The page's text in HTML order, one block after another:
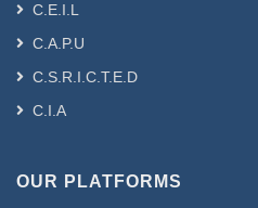
C.E.I.L
C.A.P.U
C.S.R.I.C.T.E.D
C.I.A
OUR PLATFORMS